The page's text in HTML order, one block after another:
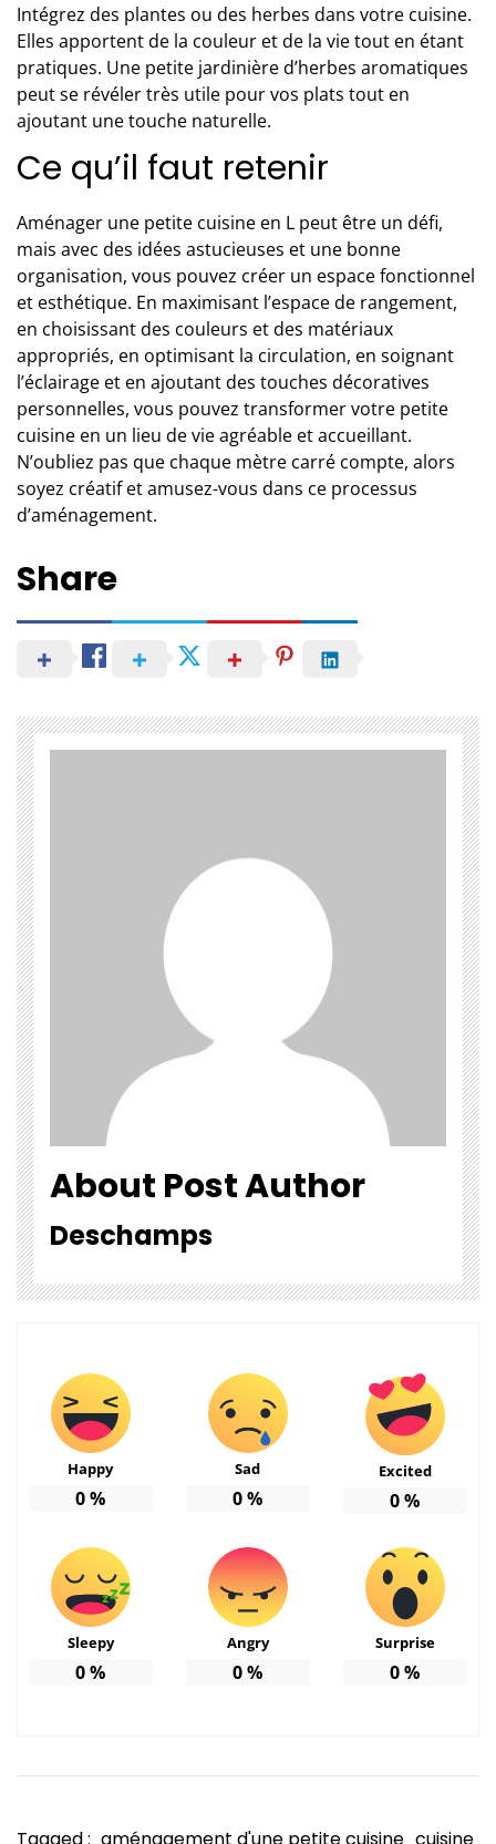
Intégrez des plantes ou des herbes dans votre cuisine.
Elles apportent de la couleur et de la vie tout en étant
pratiques. Une petite jardinière d’herbes aromatiques
peut se révéler très utile pour vos plats tout en
ajoutant une touche naturelle.
Ce qu’il faut retenir
Aménager une petite cuisine en L peut être un défi,
mais avec des idées astucieuses et une bonne
organisation, vous pouvez créer un espace fonctionnel
et esthétique. En maximisant l’espace de rangement,
en choisissant des couleurs et des matériaux
appropriés, en optimisant la circulation, en soignant
l’éclairage et en ajoutant des touches décoratives
personnelles, vous pouvez transformer votre petite
cuisine en un lieu de vie agréable et accueillant.
N’oubliez pas que chaque mètre carré compte, alors
soyez créatif et amusez-vous dans ce processus
d’aménagement.
Share
About Post Author
Deschamps
Happy
0%
Sad
0%
Excited
0%
Sleepy
0%
Angry
0%
Surprise
0%